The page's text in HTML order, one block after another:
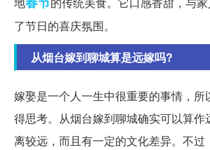
了节日的喜庆氛围。
从烟台嫁到聊城算是远嫁吗?
嫁娶是一个人一生中很重要的事情，所
得思考。从烟台嫁到聊城确实可以算作
离较远，而且有一定的文化差异。不过